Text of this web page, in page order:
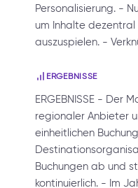
Personalisierung. -
um Inhalte
auszuspielen. -
ERGEBNISSE
ERGEBNISSE - Der
regionaler Anbieter
einheitlichen
Buchungen ab und
kontinuierlich. - Im